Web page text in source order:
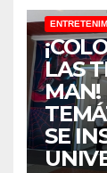
LAS
MAN!
SE